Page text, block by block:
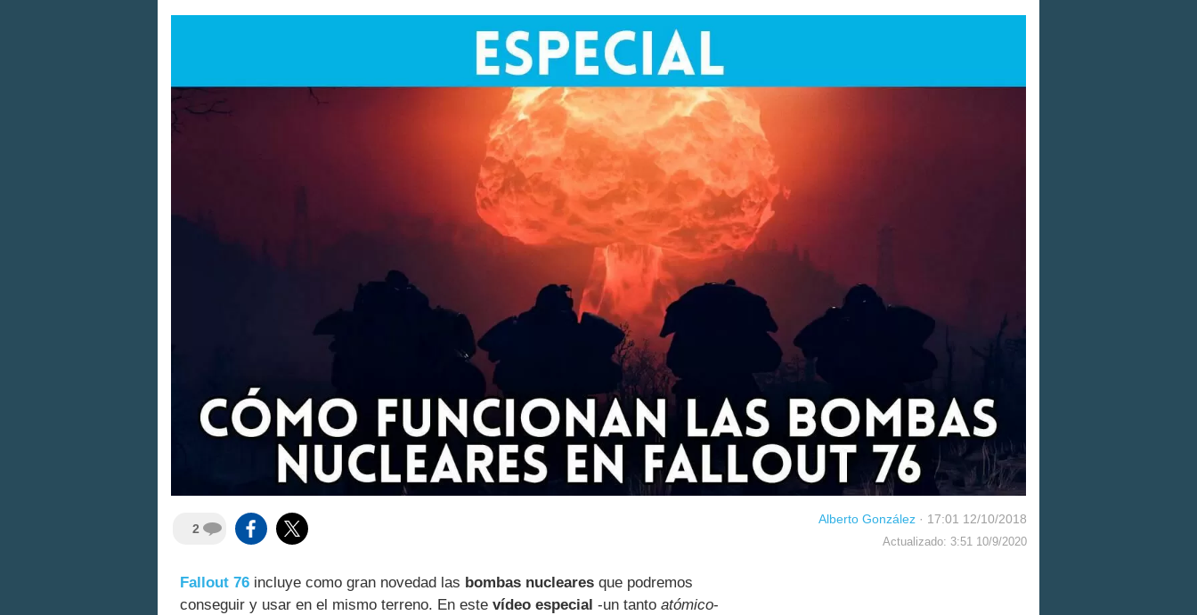
2
Alberto González · 17:01 12/10/2018
Actualizado: 3:51 10/9/2020
Fallout 76 incluye como gran novedad las bombas nucleares que podremos
conseguir y usar en el mismo terreno. En este vídeo especial -un tanto atómico-